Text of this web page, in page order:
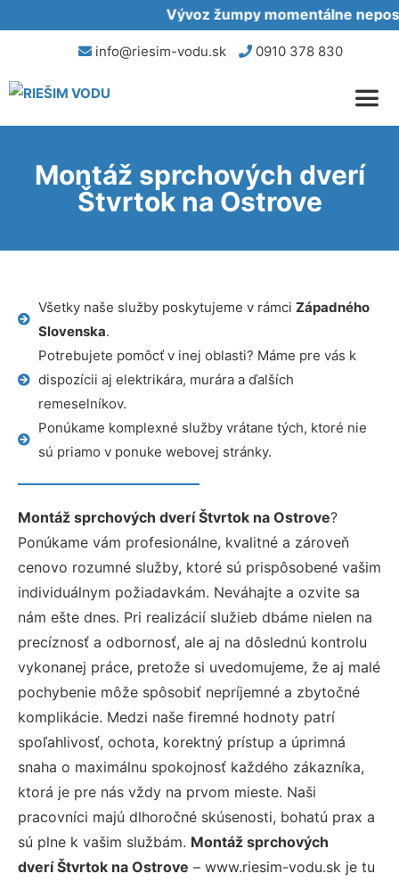
Vývoz žumpy momentálne
info@riesim-vodu.sk 0910 378 830
Montáž sprchových dverí
Štvrtok na Ostrove
Všetky naše služby poskytujeme v rámci Západného
Slovenska.
Potrebujete pomôcť v inej oblasti? Máme pre vás k
dispozícii aj elektrikára, murára a ďalších
remeselníkov.
Ponúkame komplexné služby vrátane tých, ktoré nie
sú priamo v ponuke webovej stránky.
Montáž sprchových dverí Štvrtok na Ostrove?
Ponúkame vám profesionálne, kvalitné a zároveň
cenovo rozumné služby, ktoré sú prispôsobené vašim
individuálnym požiadavkám. Neváhajte a ozvite sa
nám ešte dnes. Pri realizácií služieb dbáme nielen na
precíznosť a odbornosť, ale aj na dôslednú kontrolu
vykonanej práce, pretože si uvedomujeme, že aj malé
pochybenie môže spôsobiť nepríjemné a zbytočné
komplikácie. Medzi naše firemné hodnoty patrí
spoľahlivosť, ochota, korektný prístup a úprimná
snaha o maximálnu spokojnosť každého zákazníka,
ktorá je pre nás vždy na prvom mieste. Naši
pracovníci majú dlhoročné skúsenosti, bohatú prax a
sú plne k vašim službám. Montáž sprchových
dverí Štvrtok na Ostrove – www.riesim-vodu.sk je tu